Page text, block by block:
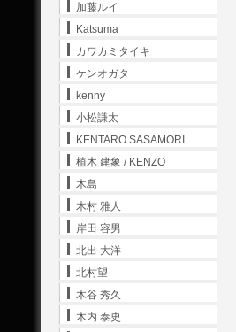
加藤ルイ
Katsuma
カワカミタイキ
ケンオガタ
kenny
小松謙太
KENTARO SASAMORI
植木 建象 / KENZO
木島
木村 雅人
岸田 容男
北出 大洋
北村望
木谷 秀久
木内 泰史